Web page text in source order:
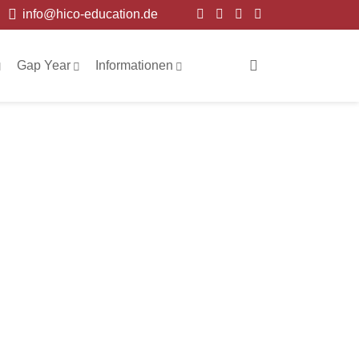
info@hico-education.de
Gap Year Informationen